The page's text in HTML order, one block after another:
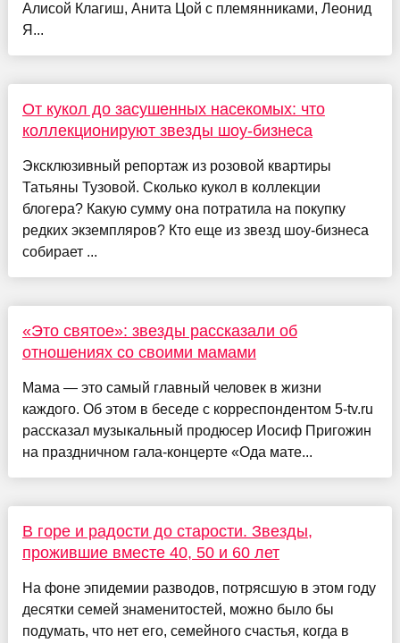
Алисой Клагиш, Анита Цой с племянниками, Леонид
Я...
От кукол до засушенных насекомых: что
коллекционируют звезды шоу-бизнеса
Эксклюзивный репортаж из розовой квартиры
Татьяны Тузовой. Сколько кукол в коллекции
блогера? Какую сумму она потратила на покупку
редких экземпляров? Кто еще из звезд шоу-бизнеса
собирает ...
«Это святое»: звезды рассказали об
отношениях со своими мамами
Мама — это самый главный человек в жизни
каждого. Об этом в беседе с корреспондентом 5-tv.ru
рассказал музыкальный продюсер Иосиф Пригожин
на праздничном гала-концерте «Ода мате...
В горе и радости до старости. Звезды,
прожившие вместе 40, 50 и 60 лет
На фоне эпидемии разводов, потрясшую в этом году
десятки семей знаменитостей, можно было бы
подумать, что нет его, семейного счастья, когда в